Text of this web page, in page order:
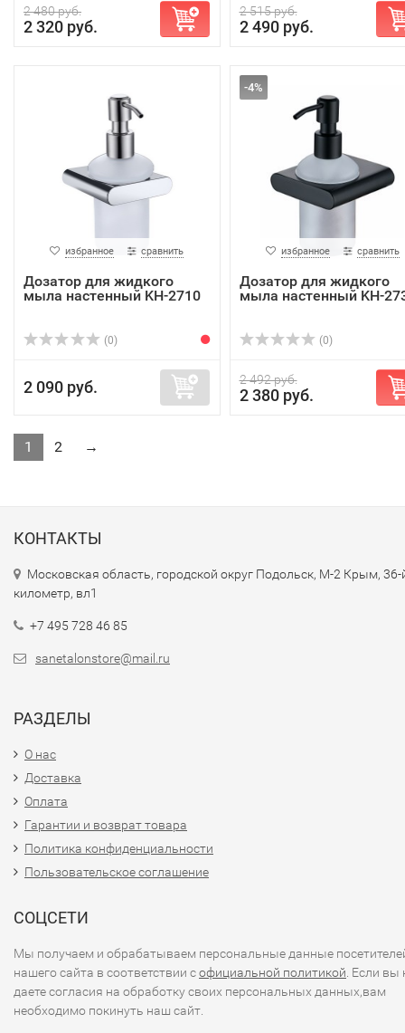
2 480 руб.
2 320 руб.
2 515 руб.
2 490 руб.
избранное сравнить
Дозатор для жидкого
мыла настенный KH-2710
(0)
2 090 руб.
-4%
избранное сравнить
Дозатор для жидкого
мыла настенный KH-
(0)
2 492 руб.
2 380 руб.
1 2 →
КОНТАКТЫ
Московская область, городской округ Подольск, М-2 Крым, 36-
километр, вл1
+7 495 728 46 85
sanetalonstore@mail.ru
РАЗДЕЛЫ
О нас
Доставка
Оплата
Гарантии и возврат товара
Политика конфиденциальности
Пользовательское соглашение
СОЦСЕТИ
Мы получаем и обрабатываем персональные данные
нашего сайта в соответствии софициальной политикой . Если вы
даете согласия на обработку своих персональных данных,вам
необходимо покинуть наш сайт.